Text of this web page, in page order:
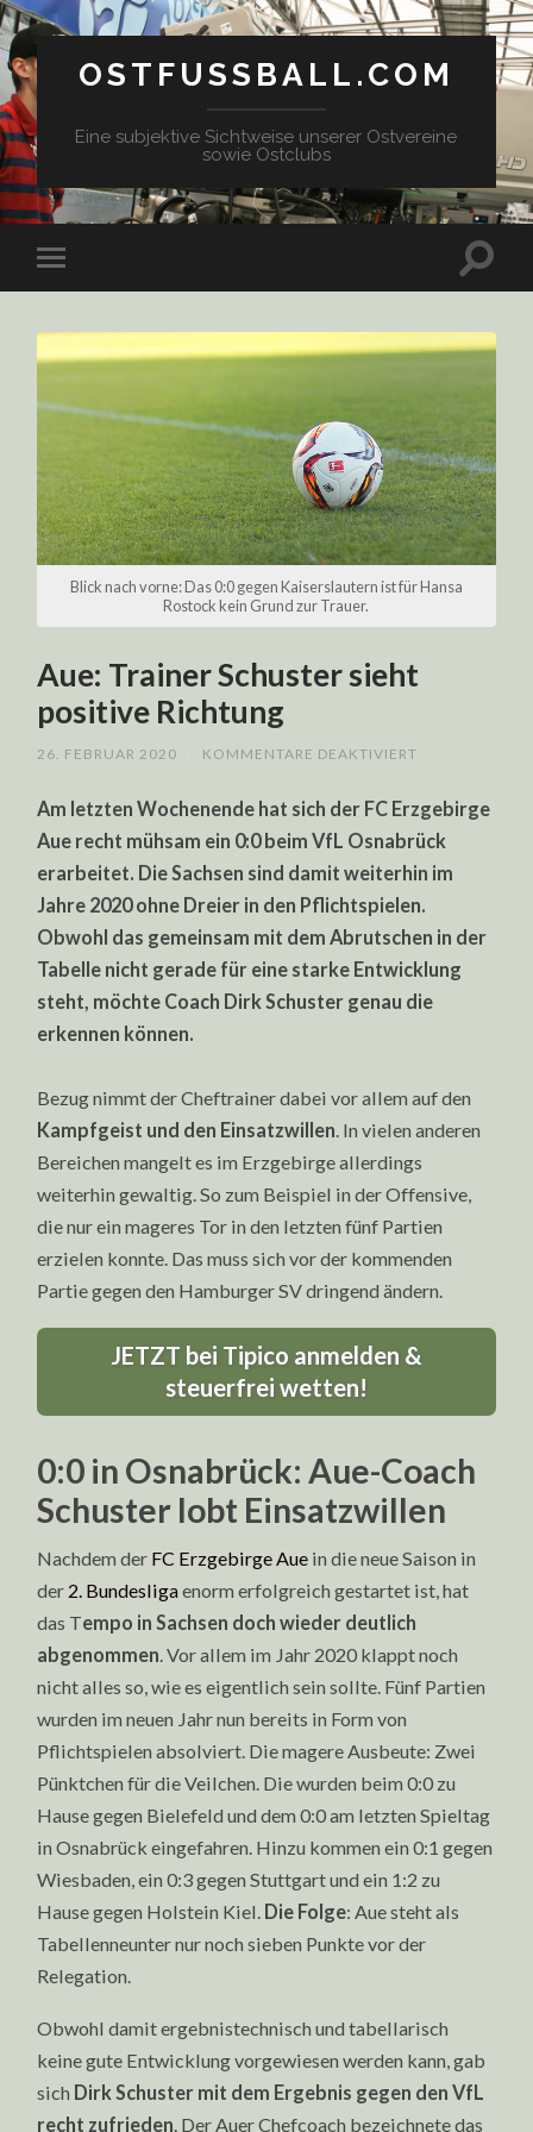
OSTFUSSBALL.COM
Eine subjektive Sichtweise unserer Ostvereine
sowie Ostclubs
Blick nach vorne: Das 0:0 gegen Kaiserslautern ist für Hansa
Rostock kein Grund zur Trauer.
Aue: Trainer Schuster sieht
positive Richtung
26. FEBRUAR 2020 KOMMENTARE DEAKTIVIERT
SCHUSTER
SIEHT
POSITIVE
Am letzten Wochenende hat sich der FC Erzgebirge
Aue recht mühsam ein 0:0 beim VfL Osnabrück
erarbeitet. Die Sachsen sind damit weiterhin im
Jahre 2020 ohne Dreier in den Pflichtspielen.
Obwohl das gemeinsam mit dem Abrutschen in der
Tabelle nicht gerade für eine starke Entwicklung
steht, möchte Coach Dirk Schuster genau die
erkennen können.
Bezug nimmt der Cheftrainer dabei vor allem auf den
Kampfgeist und den Einsatzwillen. In vielen anderen
Bereichen mangelt es im Erzgebirge allerdings
weiterhin gewaltig. So zum Beispiel in der Offensive,
die nur ein mageres Tor in den letzten fünf Partien
erzielen konnte. Das muss sich vor der kommenden
Partie gegen den Hamburger SV dringend ändern.
JETZT bei Tipico anmelden &
steuerfrei wetten!
0:0 in Osnabrück: Aue-Coach
Schuster lobt Einsatzwillen
Nachdem der FC Erzgebirge Aue in die neue Saison in
der 2. Bundesligaenorm erfolgreich gestartet ist, hat
das Tempo in Sachsen doch wieder deutlich
abgenommen . Vor allem im Jahr 2020 klappt noch
nicht alles so, wie es eigentlich sein sollte. Fünf Partien
wurden im neuen Jahr nun bereits in Form von
Pflichtspielen absolviert. Die magere Ausbeute: Zwei
Pünktchen für die Veilchen. Die wurden beim 0:0 zu
Hause gegen Bielefeld und dem 0:0 am letzten Spieltag
in Osnabrück eingefahren. Hinzu kommen ein 0:1 gegen
Wiesbaden, ein 0:3 gegen Stuttgart und ein 1:2 zu
Hause gegen Holstein Kiel. Die Folge: Aue steht als
Tabellenneunter nur noch sieben Punkte vor der
Relegation.
Obwohl damit ergebnistechnisch und tabellarisch
keine gute Entwicklung vorgewiesen werden kann, gab
sich Dirk Schuster mit dem Ergebnis gegen den VfL
recht zufrieden. Der Auer Chefcoach bezeichnete das